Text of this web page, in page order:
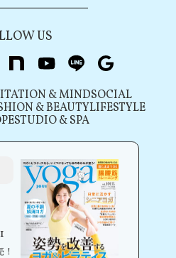
US
）
instagram
note youtubeline
& MINDSOCIAL
& BEAUTYLIFESTYLE
STUDIO & SPA